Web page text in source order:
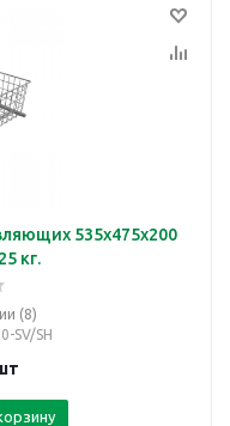
535х475х200
кг.
(8)
SV/SH